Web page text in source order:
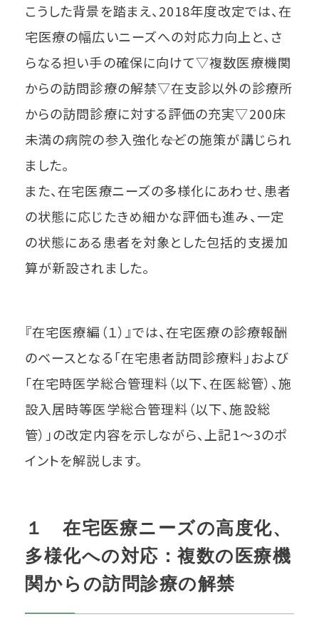
こうした背景を踏まえ、2018年度改定では、在
宅医療の幅広いニーズへの対応力向上と、さ
らなる担い手の確保に向けて▽複数医療機関
からの訪問診療の解禁▽在支診以外の診療所
からの訪問診療に対する評価の充実▽200床
未満の病院の参入強化――などの施策が講じられ
ました。
また、在宅医療ニーズの多様化にあわせ、患者
の状態に応じたきめ細かな評価も進み、一定
の状態にある患者を対象とした包括的支援加
算が新設されました。
『在宅医療編（１）』では、在宅医療の診療報酬
のベースとなる「在宅患者訪問診療料」および
「在宅時医学総合管理料（以下、在医総管）、施
設入居時等医学総合管理料（以下、施設総
管）」の改定内容を示しながら、上記1～3のポ
イントを解説します。
１ 在宅医療ニーズの高度化、
多様化への対応：複数の医療機
関からの訪問診療の解禁